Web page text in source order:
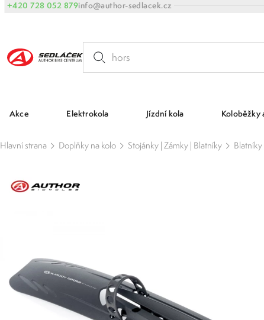
+420 728 052 879info@author-sedlacek.cz
Akce Elektrokola Jízdní kola Koloběžky
Hlavní strana Doplňky na kolo Stojánky | Zámky | Blatníky Blatníky